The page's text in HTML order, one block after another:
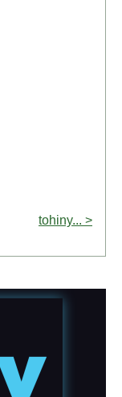
tohiny... >